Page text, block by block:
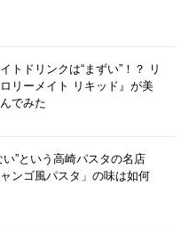
トドリンクは“まずい”！？ リ
リーメイト リキッド』が美
でみた
”という高崎パスタの名店
ンゴ風パスタ」の味は如何